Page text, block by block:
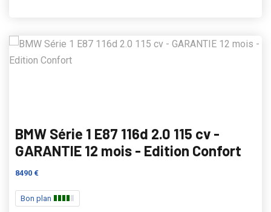
BMW Série 1 E87 116d 2.0 115 cv -
GARANTIE 12 mois - Edition Confort
8490 €
Bon plan